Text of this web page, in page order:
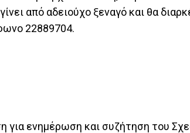
από αδειούχο ξεναγό και θα
22889704.
για ενημέρωση και συζήτηση του